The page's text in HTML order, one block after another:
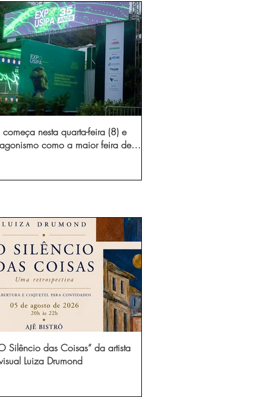
por ano pelas vias de Timóteo
nesta quarta-feira (8) e
como a maior feira de
Silêncio das Coisas” da artista
Luiza Drumond